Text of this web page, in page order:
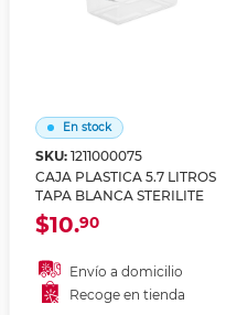
En stock
SKU: 1211000075
CAJA PLASTICA 5.7 LITROS
TAPA BLANCA STERILITE
$10.90
Envío a domicilio
Recoge en tienda